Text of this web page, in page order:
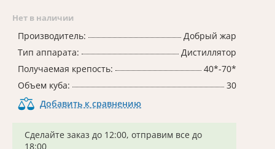
Нет в наличии
Производитель:
Добрый жар
Тип аппарата:
Дистиллятор
Получаемая крепость:
40*-70*
Объем куба:
30
Добавить к сравнению
Сделайте заказ до 12:00, отправим все до
18:00